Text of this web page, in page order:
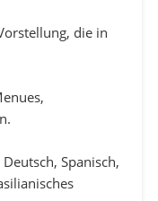
die in
Spanisch,